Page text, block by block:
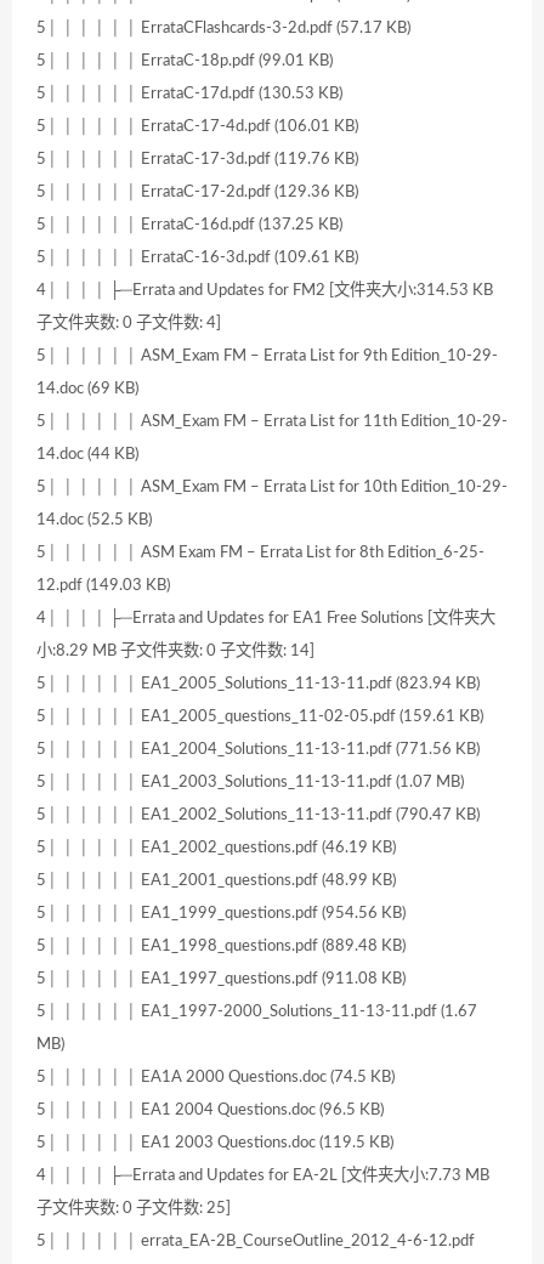
5│ │ │ │ │ │ ErrataCFlashcards-3-2d.pdf (57.17 KB)
5│ │ │ │ │ │ ErrataC-18p.pdf (99.01 KB)
5│ │ │ │ │ │ ErrataC-17d.pdf (130.53 KB)
5│ │ │ │ │ │ ErrataC-17-4d.pdf (106.01 KB)
5│ │ │ │ │ │ ErrataC-17-3d.pdf (119.76 KB)
5│ │ │ │ │ │ ErrataC-17-2d.pdf (129.36 KB)
5│ │ │ │ │ │ ErrataC-16d.pdf (137.25 KB)
5│ │ │ │ │ │ ErrataC-16-3d.pdf (109.61 KB)
4│ │ │ │ ├─Errata and Updates for FM2 [文件夹大小:314.53 KB
子文件夹数: 0 子文件数: 4]
5│ │ │ │ │ │ ASM_Exam FM – Errata List for 9th Edition_10-29-
14.doc (69 KB)
5│ │ │ │ │ │ ASM_Exam FM – Errata List for 11th Edition_10-29-
14.doc (44 KB)
5│ │ │ │ │ │ ASM_Exam FM – Errata List for 10th Edition_10-29-
14.doc (52.5 KB)
5│ │ │ │ │ │ ASM Exam FM – Errata List for 8th Edition_6-25-
12.pdf (149.03 KB)
4│ │ │ │ ├─Errata and Updates for EA1 Free Solutions [文件夹大
小:8.29 MB 子文件夹数: 0 子文件数: 14]
5│ │ │ │ │ │ EA1_2005_Solutions_11-13-11.pdf (823.94 KB)
5│ │ │ │ │ │ EA1_2005_questions_11-02-05.pdf (159.61 KB)
5│ │ │ │ │ │ EA1_2004_Solutions_11-13-11.pdf (771.56 KB)
5│ │ │ │ │ │ EA1_2003_Solutions_11-13-11.pdf (1.07 MB)
5│ │ │ │ │ │ EA1_2002_Solutions_11-13-11.pdf (790.47 KB)
5│ │ │ │ │ │ EA1_2002_questions.pdf (46.19 KB)
5│ │ │ │ │ │ EA1_2001_questions.pdf (48.99 KB)
5│ │ │ │ │ │ EA1_1999_questions.pdf (954.56 KB)
5│ │ │ │ │ │ EA1_1998_questions.pdf (889.48 KB)
5│ │ │ │ │ │ EA1_1997_questions.pdf (911.08 KB)
5│ │ │ │ │ │ EA1_1997-2000_Solutions_11-13-11.pdf (1.67
MB)
5│ │ │ │ │ │ EA1A 2000 Questions.doc (74.5 KB)
5│ │ │ │ │ │ EA1 2004 Questions.doc (96.5 KB)
5│ │ │ │ │ │ EA1 2003 Questions.doc (119.5 KB)
4│ │ │ │ ├─Errata and Updates for EA-2L [文件夹大小:7.73 MB
子文件夹数: 0 子文件数: 25]
5│ │ │ │ │ │ errata_EA-2B_CourseOutline_2012_4-6-12.pdf